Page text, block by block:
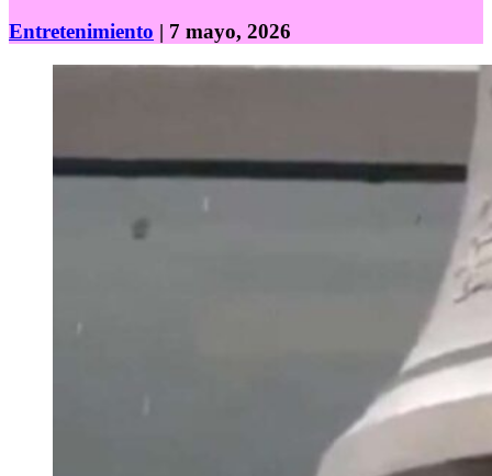
Entretenimiento | 7 mayo, 2026